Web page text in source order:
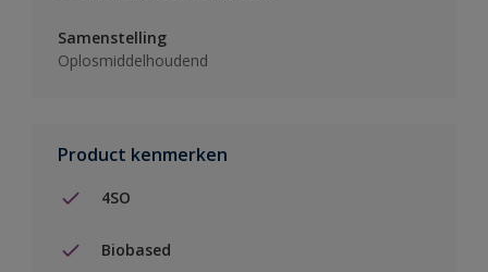
Samenstelling
Oplosmiddelhoudend
Product kenmerken
4SO
Biobased